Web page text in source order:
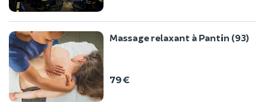
Massage relaxant à Pantin (93)
79 €